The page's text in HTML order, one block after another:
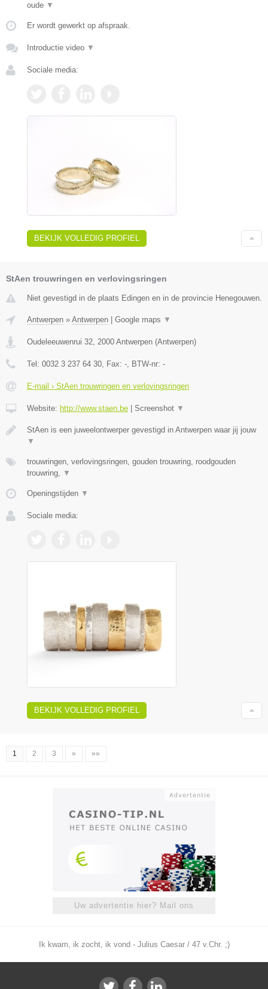
oude ▼
Er wordt gewerkt op afspraak.
Introductie video ▼
Sociale media:
BEKIJK VOLLEDIG PROFIEL
StAen trouwringen en verlovingsringen
Niet gevestigd in de plaats Edingen en in de provincie Henegouwen.
Antwerpen » Antwerpen Google maps ▼
Oudeleeuwenrui 32, 2000 Antwerpen (Antwerpen)
Tel: 0032 3 237 64 30, Fax: -, BTW-nr: -
E-mail › StAen trouwringen en verlovingsringen
Website: http://www.staen.be Screenshot ▼
StAen is een juweelontwerper gevestigd in Antwerpen waar jij jouw
▼
trouwringen, verlovingsringen, gouden trouwring, roodgouden
trouwring, ▼
Openingstijden ▼
Sociale media:
BEKIJK VOLLEDIG PROFIEL
1 2 3 » »»
Uw advertentie hier? Mail ons
Ik kwam, ik zocht, ik vond - Julius Caesar / 47 v.Chr. ;)